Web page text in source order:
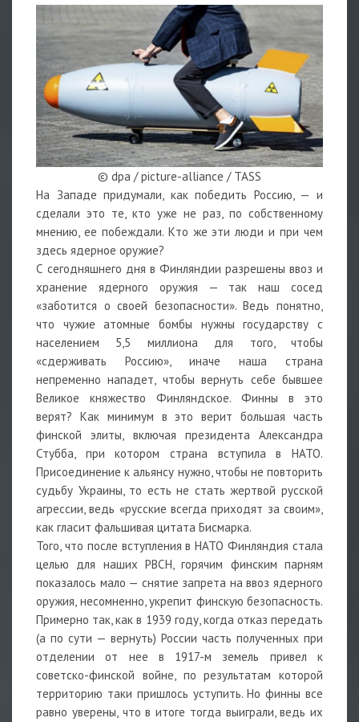
© dpa / picture-alliance / TASS
На Западе придумали, как победить Россию, — и
сделали это те, кто уже не раз, по собственному
мнению, ее побеждали. Кто же эти люди и при чем
здесь ядерное оружие?
С сегодняшнего дня в Финляндии разрешены ввоз и
хранение ядерного оружия — так наш сосед
«заботится о своей безопасности». Ведь понятно,
что чужие атомные бомбы нужны государству с
населением 5,5 миллиона для того, чтобы
«сдерживать Россию», иначе наша страна
непременно нападет, чтобы вернуть себе бывшее
Великое княжество Финляндское. Финны в это
верят? Как минимум в это верит большая часть
финской элиты, включая президента Александра
Стубба, при котором страна вступила в НАТО.
Присоединение к альянсу нужно, чтобы не повторить
судьбу Украины, то есть не стать жертвой русской
агрессии, ведь «русские всегда приходят за своим»,
как гласит фальшивая цитата Бисмарка.
Того, что после вступления в НАТО Финляндия стала
целью для наших РВСН, горячим финским парням
показалось мало — снятие запрета на ввоз ядерного
оружия, несомненно, укрепит финскую безопасность.
Примерно так, как в 1939 году, когда отказ передать
(а по сути — вернуть) России часть полученных при
отделении от нее в 1917-м земель привел к
советско-финской войне, по результатам которой
территорию таки пришлось уступить. Но финны все
равно уверены, что в итоге тогда выиграли, ведь их